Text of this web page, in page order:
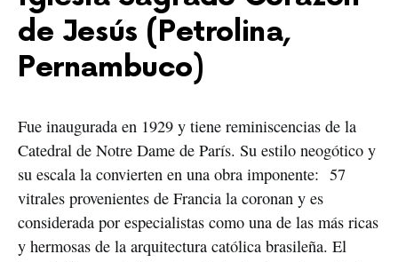
de Jesús (Petrolina,
Pernambuco)
Fue inaugurada en 1929 y tiene reminiscencias de la
Catedral de Notre Dame de París. Su estilo neogótico y
su escala la convierten en una obra imponente: 57
vitrales provenientes de Francia la coronan y es
considerada por especialistas como una de las más ricas
y hermosas de la arquitectura católica brasileña. El